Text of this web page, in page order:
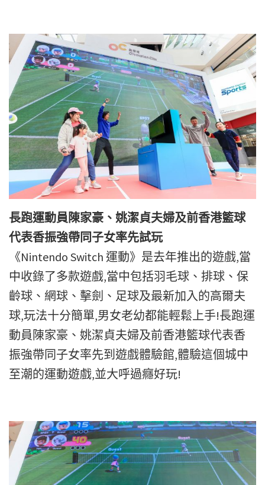
長跑運動員陳家豪、姚潔貞夫婦及前香港籃球
代表香振強帶同子女率先試玩
《Nintendo Switch 運動》是去年推出的遊戲,當
中收錄了多款遊戲,當中包括羽毛球、排球、保
齡球、網球、擊劍、足球及最新加入的高爾夫
球,玩法十分簡單,男女老幼都能輕鬆上手!長跑運
動員陳家豪、姚潔貞夫婦及前香港籃球代表香
振強帶同子女率先到遊戲體驗館,體驗這個城中
至潮的運動遊戲,並大呼過癮好玩!